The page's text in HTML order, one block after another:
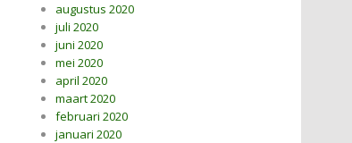
augustus 2020
juli 2020
juni 2020
mei 2020
april 2020
maart 2020
februari 2020
januari 2020